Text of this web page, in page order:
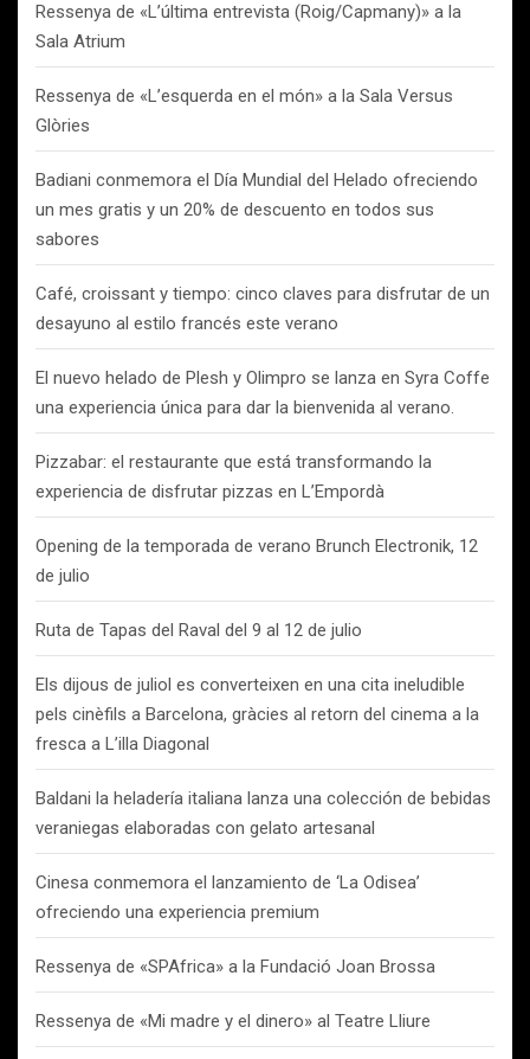
Ressenya de «L’última entrevista (Roig/Capmany)» a la
Sala Atrium
Ressenya de «L’esquerda en el món» a la Sala Versus
Glòries
Badiani conmemora el Día Mundial del Helado ofreciendo
un mes gratis y un 20% de descuento en todos sus
sabores
Café, croissant y tiempo: cinco claves para disfrutar de un
desayuno al estilo francés este verano
El nuevo helado de Plesh y Olimpro se lanza en Syra Coffe
una experiencia única para dar la bienvenida al verano.
Pizzabar: el restaurante que está transformando la
experiencia de disfrutar pizzas en L’Empordà
Opening de la temporada de verano Brunch Electronik, 12
de julio
Ruta de Tapas del Raval del 9 al 12 de julio
Els dijous de juliol es converteixen en una cita ineludible
pels cinèfils a Barcelona, gràcies al retorn del cinema a la
fresca a L’illa Diagonal
Baldani la heladería italiana lanza una colección de bebidas
veraniegas elaboradas con gelato artesanal
Cinesa conmemora el lanzamiento de ‘La Odisea’
ofreciendo una experiencia premium
Ressenya de «SPAfrica» a la Fundació Joan Brossa
Ressenya de «Mi madre y el dinero» al Teatre Lliure